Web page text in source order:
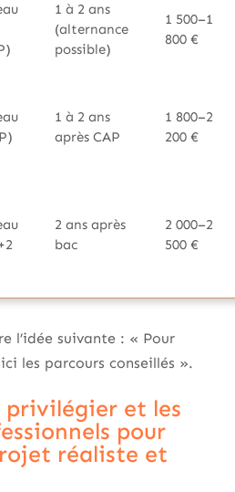
1 à 2 ans
(alternance
possible)
1 500–1
800 €
1 à 2 ans
après CAP
1 800–2
200 €
2 ans après
bac
2 000–2
500 €
l’idée suivante : « Pour
les parcours conseillés ».
et les
pour
réaliste et